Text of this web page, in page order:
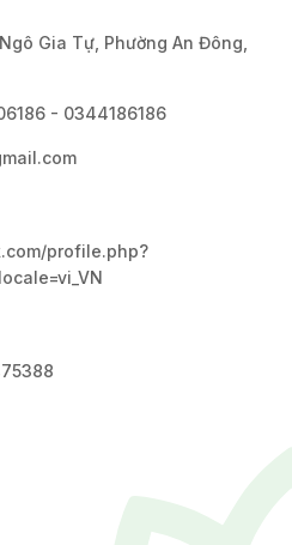
Gia Tự, Phường An Đông,
- 0344186186
profile.php?